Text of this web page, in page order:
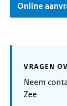
Online
VRAGEN
Neem
Zee